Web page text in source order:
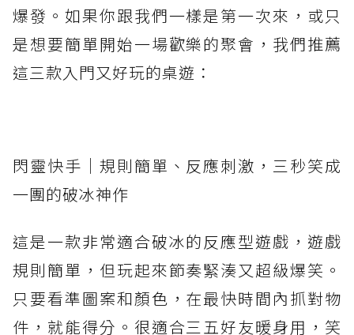
爆發。如果你跟我們一樣是第一次來，或只
是想要簡單開始一場歡樂的聚會，我們推薦
這三款入門又好玩的桌遊：
閃靈快手｜規則簡單、反應刺激，三秒笑成
一團的破冰神作
這是一款非常適合破冰的反應型遊戲，遊戲
規則簡單，但玩起來節奏緊湊又超級爆笑。
只要看準圖案和顏色，在最快時間內抓對物
件，就能得分。很適合三五好友暖身用，笑